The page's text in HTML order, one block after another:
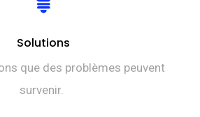
Solutions
que des problèmes peuvent
survenir.